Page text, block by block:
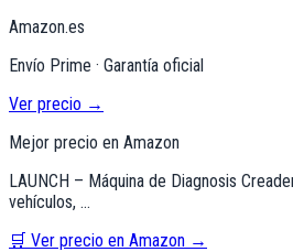
Amazon.es
Envío Prime · Garantía oficial
Ver precio →
Mejor precio en Amazon
LAUNCH – Máquina de Diagnosis
vehículos, …
🛒 Ver precio en Amazon →